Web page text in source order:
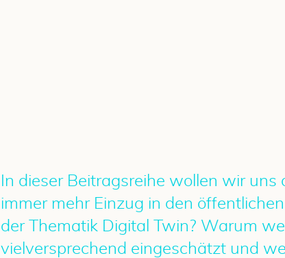
In dieser Beitragsreihe wollen wir
immer mehr Einzug in den
der Thematik Digital Twin? Warum
vielversprechend eingeschätzt und